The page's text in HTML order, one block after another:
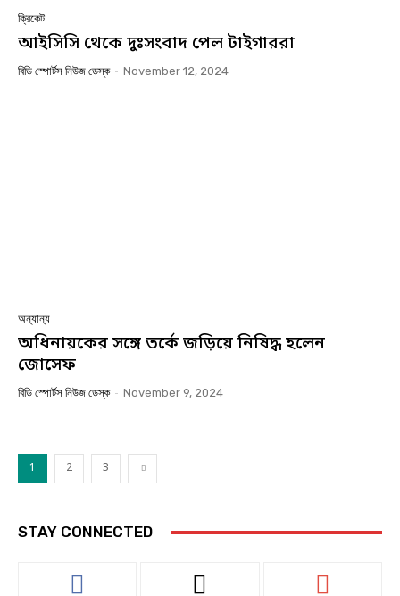
ক্রিকেট
আইসিসি থেকে দুঃসংবাদ পেল টাইগাররা
বিডি স্পোর্টস নিউজ ডেস্ক - November 12, 2024
অন্যান্য
অধিনায়কের সঙ্গে তর্কে জড়িয়ে নিষিদ্ধ হলেন
জোসেফ
বিডি স্পোর্টস নিউজ ডেস্ক - November 9, 2024
1 2 3
STAY CONNECTED